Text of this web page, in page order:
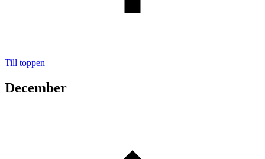
Till toppen
December